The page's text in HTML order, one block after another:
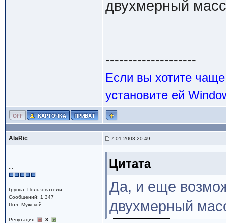
двухмерный
--------------------
Если вы хотите
установите ей
AlaRic 7.01.2003 20:49
Группа: Пользователи
Сообщений: 1 347
Пол: Мужской
Репутация: 3
Цитата
Да, и еще
двухмерный